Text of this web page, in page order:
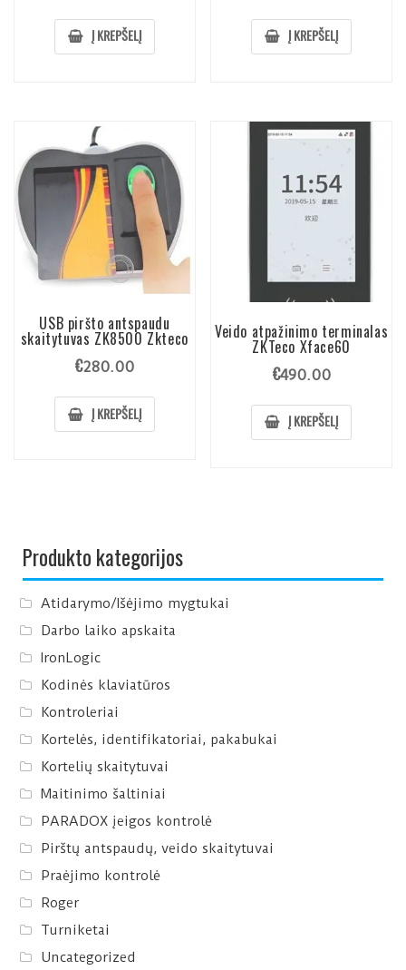
Į KREPŠELĮ Į KREPŠELĮ
USB piršto antspaudu
skaitytuvas ZK8500 Zkteco
€280.00
Į KREPŠELĮ
Veido atpažinimo terminalas
ZKTeco Xface60
€490.00
Į KREPŠELĮ
Produkto kategorijos
Atidarymo/Išėjimo mygtukai
Darbo laiko apskaita
IronLogic
Kodinės klaviatūros
Kontroleriai
Kortelės, identifikatoriai, pakabukai
Kortelių skaitytuvai
Maitinimo šaltiniai
PARADOX įeigos kontrolė
Pirštų antspaudų, veido skaitytuvai
Praėjimo kontrolė
Roger
Turniketai
Uncategorized